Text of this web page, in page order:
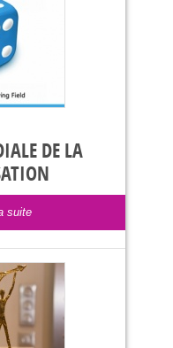
DE LA
suite